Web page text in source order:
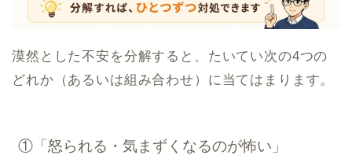
漠然とした不安を分解すると、たいてい次の4つの
どれか（あるいは組み合わせ）に当てはまります。
①「怒られる・気まずくなるのが怖い」